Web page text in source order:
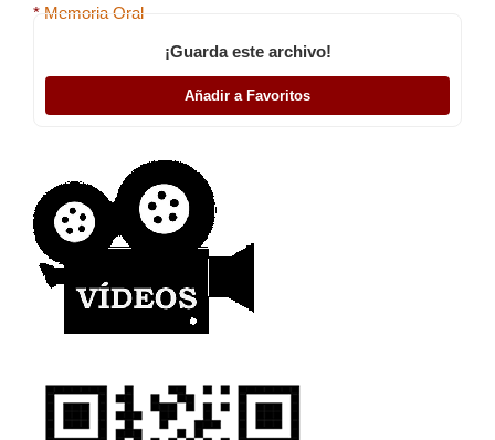
* Memoria Oral
¡Guarda este archivo!
Añadir a Favoritos